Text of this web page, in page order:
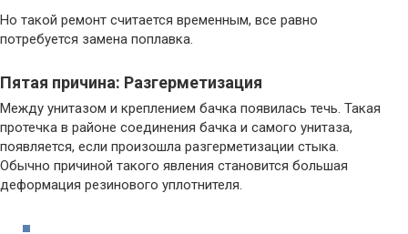
Но такой ремонт считается временным, все равно
потребуется замена поплавка.
Пятая причина: Разгерметизация
Между унитазом и креплением бачка появилась течь. Такая
протечка в районе соединения бачка и самого унитаза,
появляется, если произошла разгерметизации стыка.
Обычно причиной такого явления становится большая
деформация резинового уплотнителя.